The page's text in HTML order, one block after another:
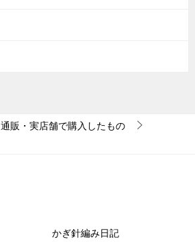
通販・実店舗で購入したもの
かぎ針編み日記